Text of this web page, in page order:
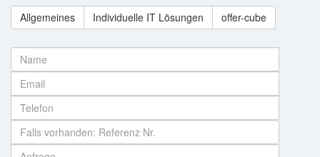
Allgemeines Individuelle IT Lösungen offer-cube